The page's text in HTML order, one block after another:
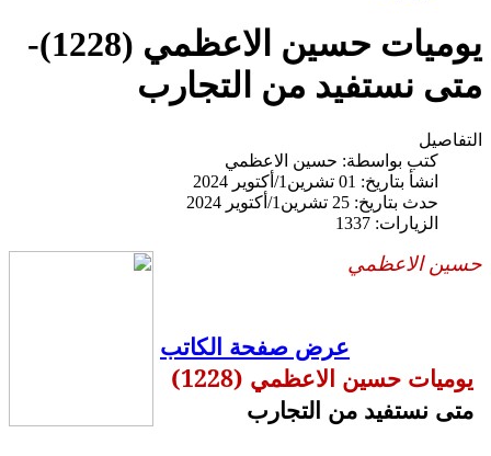
يوميات حسين الاعظمي (1228)-
متى نستفيد من التجارب
التفاصيل
كتب بواسطة: حسين الاعظمي
انشأ بتاريخ: 01 تشرين1/أكتوير 2024
حدث بتاريخ: 25 تشرين1/أكتوير 2024
الزيارات: 1337
حسين الاعظمي
عرض صفحة الكاتب
يوميات حسين الاعظمي (1228)
متى نستفيد من التجارب